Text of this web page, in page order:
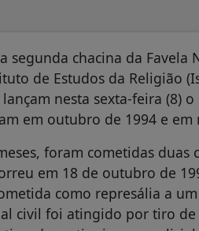
segunda chacina da
de Estudos da Religião
nesta sexta-feira (8)
em outubro de 1994 e
foram cometidas
em 18 de outubro de
como represália a
civil foi atingido por tiro